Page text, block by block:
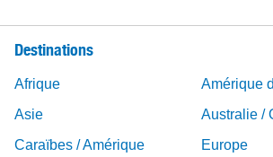
Destinations
Afrique
Amérique
Asie
Australie /
Caraïbes / Amérique
Europe